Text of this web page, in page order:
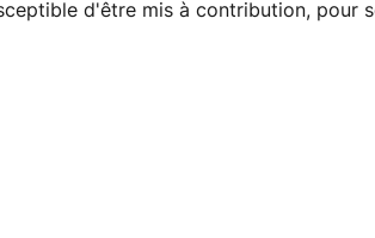
d'être mis à contribution, pour